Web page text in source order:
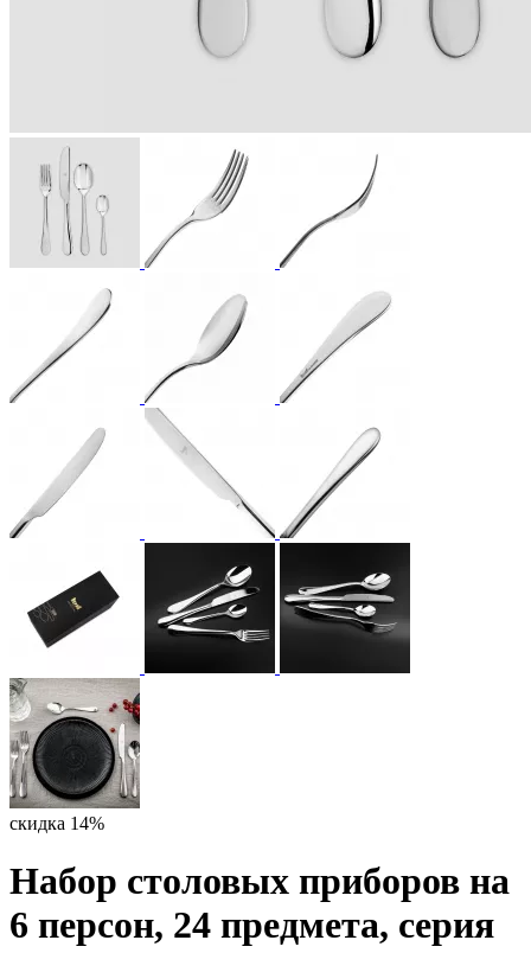
скидка 14%
Набор столовых приборов на
6 персон, 24 предмета, серия